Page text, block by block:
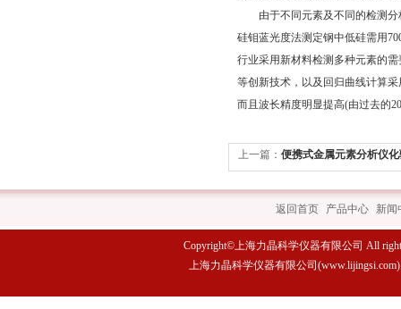
由于不同元素及不同的检测分
硅钼蓝光度法测定钢中低硅需用
行业采用新材料检测多种元素的
等创新技术，以及回归曲线计算
而且波长精度明显提高(由过去的
上一篇： 便携式金属元素分析仪
返回首页 产品中心 新闻
Copyright©上海力晶科学仪器有限公司 All
上海力晶科学仪器有限公司